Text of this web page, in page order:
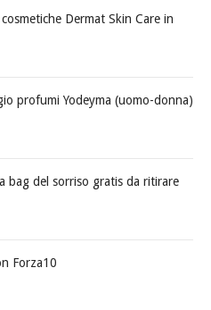
Dermat Skin Care in
profumi Yodeyma (uomo-donna)
bag del sorriso gratis da ritirare
Forza10